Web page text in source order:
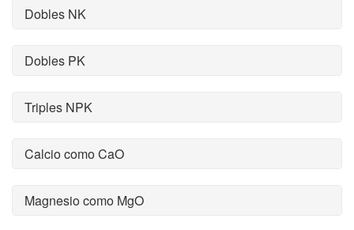
Dobles NK
Dobles PK
Triples NPK
Calcio como CaO
Magnesio como MgO